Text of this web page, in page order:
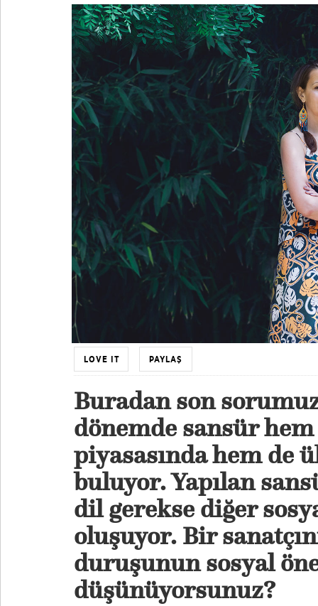
LOVE IT PAYLAŞ
Buradan son
dönemde sansür
piyasasında hem de
buluyor. Yapılan
dil gerekse diğer
oluşuyor. Bir
duruşunun sosyal
düşünüyorsunuz?